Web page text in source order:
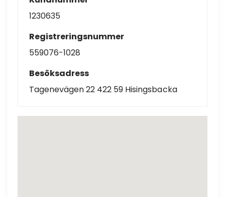
1230635
Registreringsnummer
559076-1028
Besöksadress
Tagenevägen 22 422 59 Hisingsbacka